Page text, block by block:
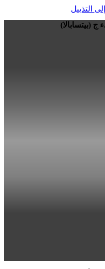
التذييل
ج (بيتسابالا)